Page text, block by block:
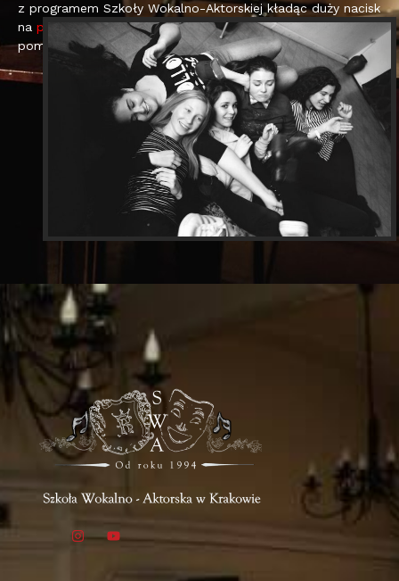
z programem Szkoły Wokalno-Aktorskiej kładąc duży nacisk
na publiczne koncerty i artystyczne wydarzenia.Szkoła
pomaga w promocji szczególnie utalentowanych słuchaczy.